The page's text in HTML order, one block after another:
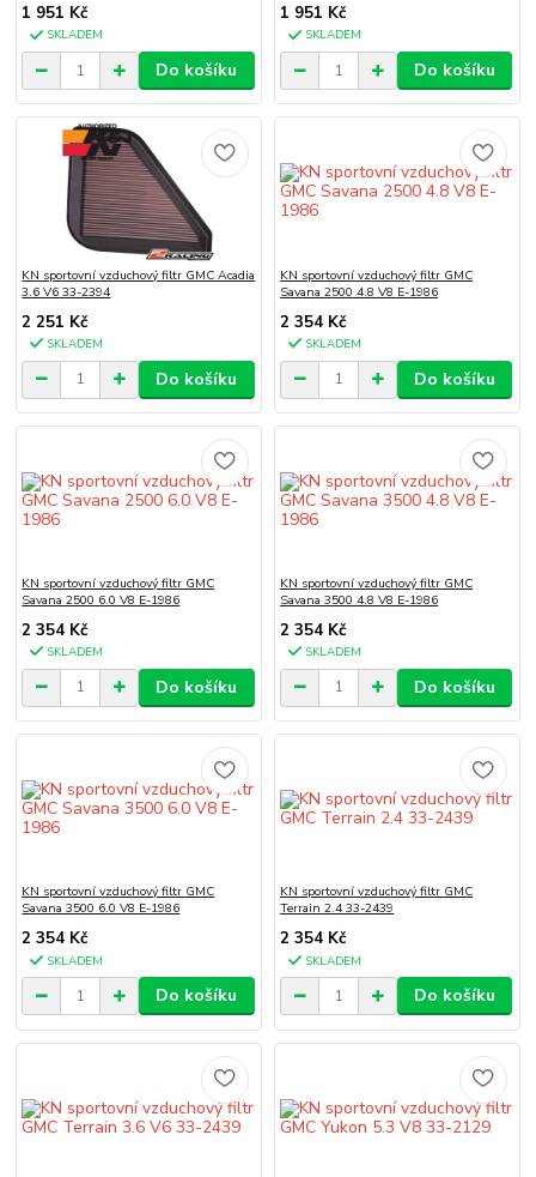
1 951 Kč
SKLADEM
Do košíku
1 951 Kč
SKLADEM
Do košíku
KN sportovní vzduchový filtr GMC Acadia
3.6 V6 33-2394
2 251 Kč
SKLADEM
Do košíku
KN sportovní vzduchový filtr GMC
Savana 2500 4.8 V8 E-1986
2 354 Kč
SKLADEM
Do košíku
KN sportovní vzduchový filtr GMC
Savana 2500 6.0 V8 E-1986
2 354 Kč
SKLADEM
Do košíku
KN sportovní vzduchový filtr GMC
Savana 3500 4.8 V8 E-1986
2 354 Kč
SKLADEM
Do košíku
KN sportovní vzduchový filtr GMC
Savana 3500 6.0 V8 E-1986
2 354 Kč
SKLADEM
Do košíku
KN sportovní vzduchový filtr GMC
Terrain 2.4 33-2439
2 354 Kč
SKLADEM
Do košíku